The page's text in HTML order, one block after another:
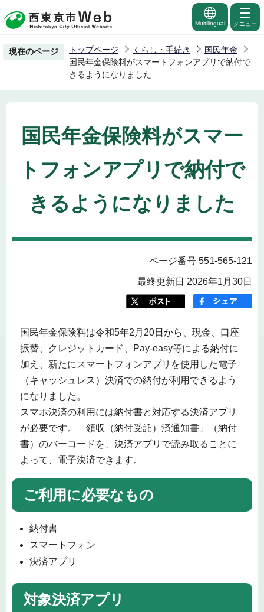
の
ー
の
先
Multilingual メニュー
現在のページ トップページ くらし・手続き
国民年金
国民年金保険料がスマートフォンアプリで納付で
きるようになりました
国民年金保険料がスマー
トフォンアプリで納付で
きるようになりました
ページ番号 551-565-121
最終更新日 2026年1月30日
国民年金保険料は令和5年2月20日から、現金、口座
振替、クレジットカード、Pay-easy等による納付に
加え、新たにスマートフォンアプリを使用した電子
（キャッシュレス）決済での納付が利用できるよう
になりました。
スマホ決済の利用には納付書と対応する決済アプリ
が必要です。「領収（納付受託）済通知書」（納付
書）のバーコードを、決済アプリで読み取ることに
よって、電子決済できます。
ご利用に必要なもの
納付書
スマートフォン
決済アプリ
対象決済アプリ